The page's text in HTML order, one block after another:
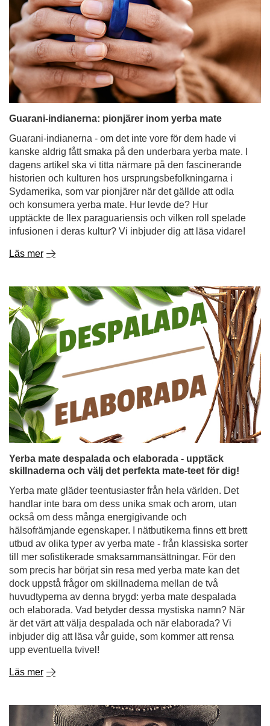
Guarani-indianerna: pionjärer inom yerba mate
Guarani-indianerna - om det inte vore för dem hade vi
kanske aldrig fått smaka på den underbara yerba mate. I
dagens artikel ska vi titta närmare på den fascinerande
historien och kulturen hos ursprungsbefolkningarna i
Sydamerika, som var pionjärer när det gällde att odla
och konsumera yerba mate. Hur levde de? Hur
upptäckte de Ilex paraguariensis och vilken roll spelade
infusionen i deras kultur? Vi inbjuder dig att läsa vidare!
Läs mer
Yerba mate despalada och elaborada - upptäck
skillnaderna och välj det perfekta mate-teet för dig!
Yerba mate gläder teentusiaster från hela världen. Det
handlar inte bara om dess unika smak och arom, utan
också om dess många energigivande och
hälsofrämjande egenskaper. I nätbutikerna finns ett brett
utbud av olika typer av yerba mate - från klassiska sorter
till mer sofistikerade smaksammansättningar. För den
som precis har börjat sin resa med yerba mate kan det
dock uppstå frågor om skillnaderna mellan de två
huvudtyperna av denna brygd: yerba mate despalada
och elaborada. Vad betyder dessa mystiska namn? När
är det värt att välja despalada och när elaborada? Vi
inbjuder dig att läsa vår guide, som kommer att rensa
upp eventuella tvivel!
Läs mer